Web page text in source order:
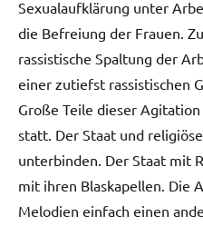
Sexualaufklärung unter
die Befreiung der Frauen.
rassistische Spaltung der
einer zutiefst rassistischen
Große Teile dieser
statt. Der Staat und
unterbinden. Der Staat mit
mit ihren Blaskapellen. Die
Melodien einfach einen